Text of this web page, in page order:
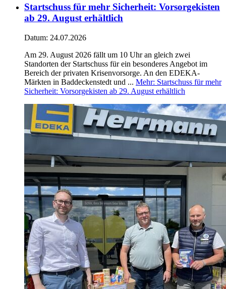
Startschuss für mehr Sicherheit: Vorsorgekisten
ab 29. August erhältlich
Datum: 24.07.2026
Am 29. August 2026 fällt um 10 Uhr an gleich zwei
Standorten der Startschuss für ein besonderes Angebot im
Bereich der privaten Krisenvorsorge. An den EDEKA-
Märkten in Baddeckenstedt und ... Mehr: Startschuss für mehr
Sicherheit: Vorsorgekisten ab 29. August erhältlich